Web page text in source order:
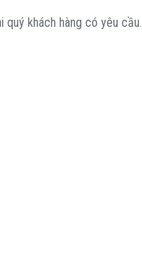
khách hàng có yêu cầu.